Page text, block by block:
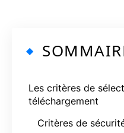
Les critères de
téléchargement
Critères de